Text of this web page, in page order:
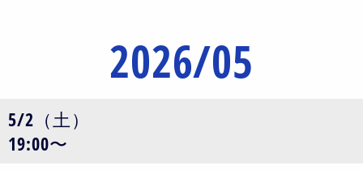
2026/05
5/2（土）
19:00〜